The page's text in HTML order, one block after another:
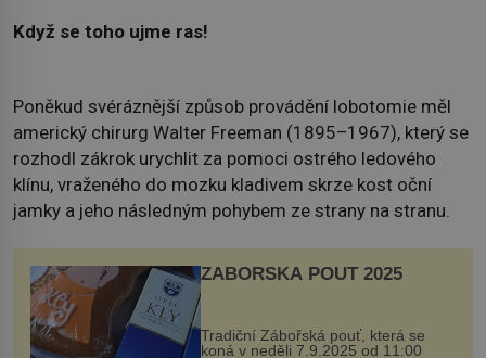
Když se toho ujme ras!
Poněkud svéráznější způsob provádění lobotomie měl
americký chirurg Walter Freeman (1895–1967), který se
rozhodl zákrok urychlit za pomoci ostrého ledového
klínu, vraženého do mozku kladivem skrze kost oční
jamky a jeho následným pohybem ze strany na stranu.
ZÁBOŘSKÁ POUŤ 2025
Tradiční Zábořská pouť, která se
koná v neděli 7.9.2025 od 11:00